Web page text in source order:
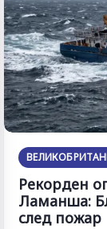
Рекорден
Ламанша:
след пожар